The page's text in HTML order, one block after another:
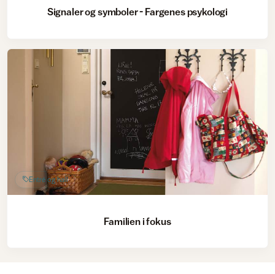
Signaler og symboler - Fargenes psykologi
Entré og hall
Familien i fokus